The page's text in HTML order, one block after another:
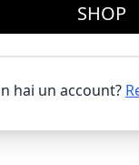
SHOP
hai un account?